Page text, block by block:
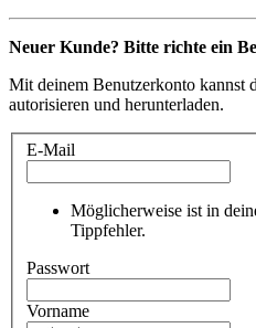
Neuer Kunde? Bitte richte ein
Mit deinem Benutzerkonto kannst
autorisieren und herunterladen.
E-Mail
Möglicherweise ist in
Tippfehler.
Passwort
Vorname